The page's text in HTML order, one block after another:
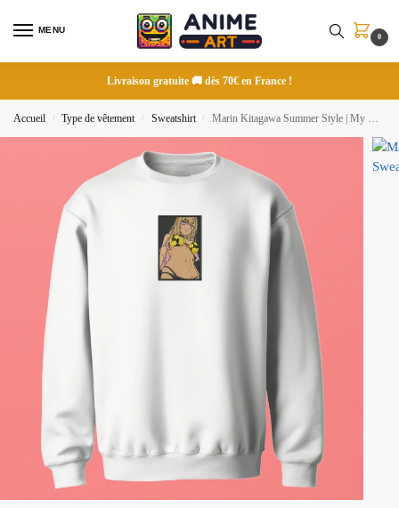
MENU
0
Livraison gratuite 🚚 dès 70€ en France !
Accueil / Type de vêtement / Sweatshirt / Marin Kitagawa Summer Style | My Dress-Up Darling | Sweatshirt brodé